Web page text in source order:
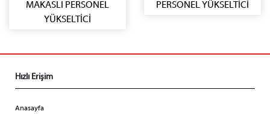
MAKASLI PERSONEL
YÜKSELTİCİ
PERSONEL YÜKSELTİCİ
Hızlı Erişim
Anasayfa